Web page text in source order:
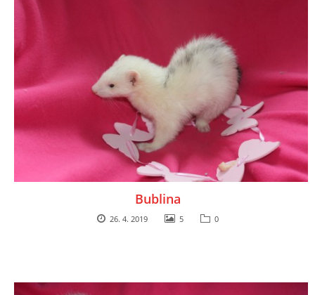
Bublina
26. 4. 2019 5 0